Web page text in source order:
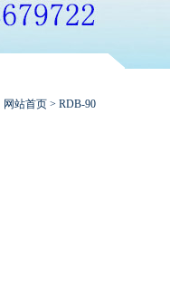
网站首页 > RDB-90